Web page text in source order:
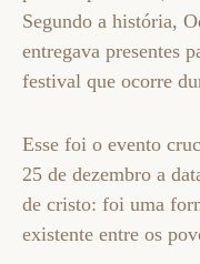
Segundo a história,
entregava presentes
festival que ocorre
Esse foi o evento
25 de dezembro a
de cristo: foi uma
existente entre os